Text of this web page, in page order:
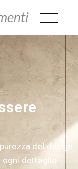
del design
ogni dettaglio